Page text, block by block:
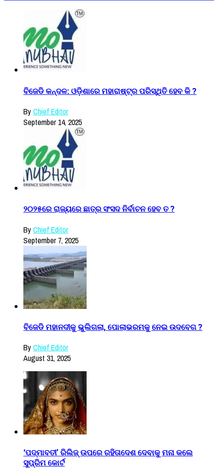
ବିଜେଡି କନ୍ଦଳ: ଓଡ଼ିଶାରେ ମହାରାଷ୍ଟ୍ର ପରିସ୍ଥିତି ହେବ କି ?
ByChief Editor
September 14, 2025
୨୦୨୫ରେ ରାଜ୍ୟରେ ଛାତ୍ର ସଂସଦ ନିର୍ବାଚନ ହେବ ତ ?
ByChief Editor
September 7, 2025
ବିଜେଡି ମହାନଦୀକୁ ଭୁଲିଗଲା, ପୋଲାଭରମକୁ ନେଇ ଉଦବେଗ ?
ByChief Editor
August 31, 2025
‘ପଦ୍ମାବତୀ’ ରିଲିଜ୍ ଉପରେ ରହିତାଦେଶ ଦେବାକୁ ମନା କଲେ
ସୁପ୍ରିମ କୋର୍ଟ